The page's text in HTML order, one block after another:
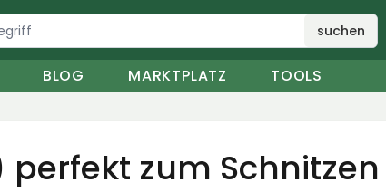
suchen
BLOG MARKTPLATZ TOOLS
zum Schnitzen